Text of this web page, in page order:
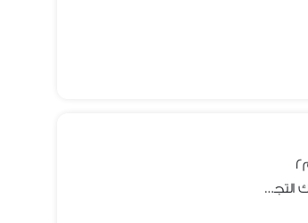
توين هاوس للإيجار الترا سوبر لوكس في كمبوند ريفير واك التجمع الأول القاهرة الجديدة بالمطبخ وتكييفات